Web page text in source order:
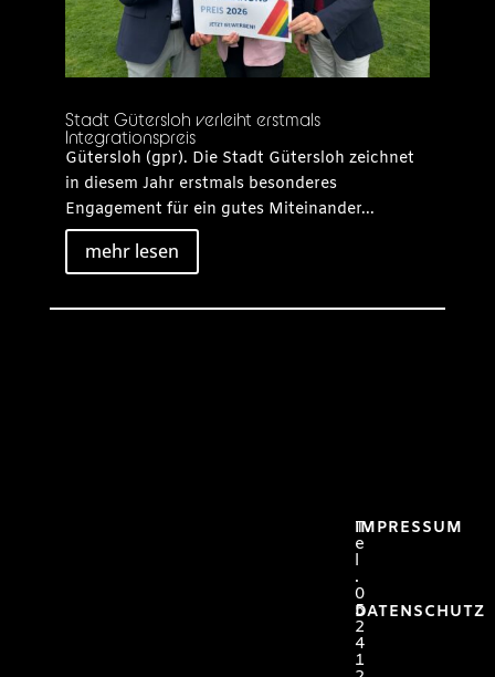
Stadt Gütersloh verleiht erstmals
Integrationspreis
Gütersloh (gpr). Die Stadt Gütersloh zeichnet
in diesem Jahr erstmals besonderes
Engagement für ein gutes Miteinander...
mehr lesen
IMPRESSUM
DATENSCHUTZ
T
e
l
.
0
5
2
4
1